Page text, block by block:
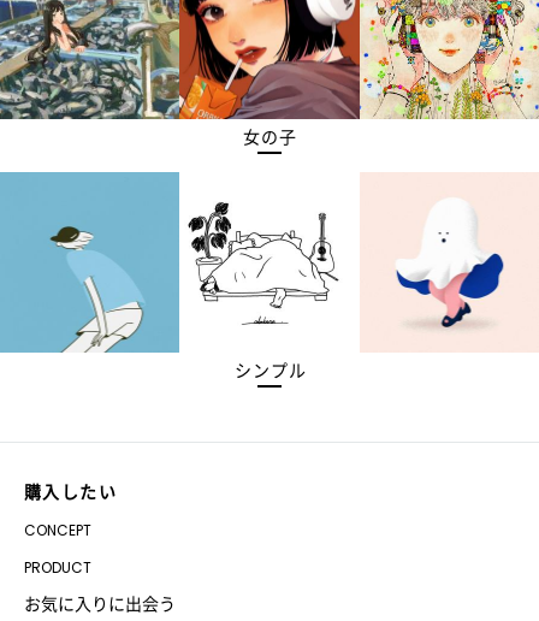
女の子
シンプル
購入したい
CONCEPT
PRODUCT
お気に入りに出会う